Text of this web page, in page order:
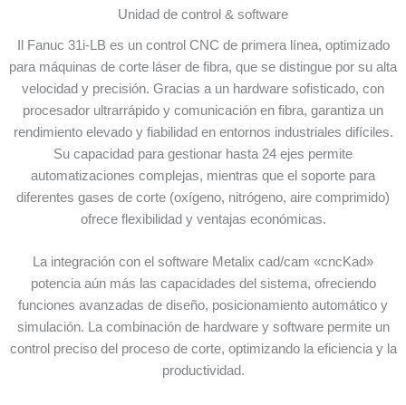
Unidad de control & software
Il Fanuc 31i-LB es un control CNC de primera línea, optimizado
para máquinas de corte láser de fibra, que se distingue por su alta
velocidad y precisión. Gracias a un hardware sofisticado, con
procesador ultrarrápido y comunicación en fibra, garantiza un
rendimiento elevado y fiabilidad en entornos industriales difíciles.
Su capacidad para gestionar hasta 24 ejes permite
automatizaciones complejas, mientras que el soporte para
diferentes gases de corte (oxígeno, nitrógeno, aire comprimido)
ofrece flexibilidad y ventajas económicas.
La integración con el software Metalix cad/cam «cncKad»
potencia aún más las capacidades del sistema, ofreciendo
funciones avanzadas de diseño, posicionamiento automático y
simulación. La combinación de hardware y software permite un
control preciso del proceso de corte, optimizando la eficiencia y la
productividad.